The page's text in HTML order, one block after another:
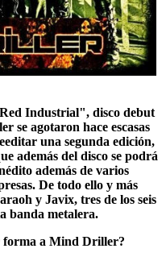
Industrial", disco debut
se agotaron hace escasas
una segunda edición,
además del disco se podrá
además de varios
De todo ello y más
y Javix, tres de los seis
banda metalera.
forma a Mind Driller?